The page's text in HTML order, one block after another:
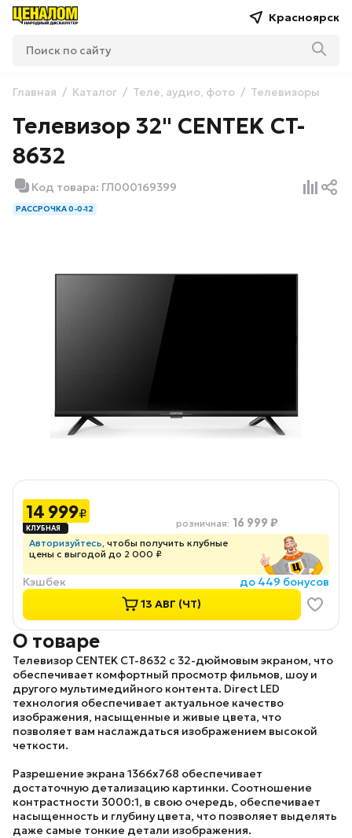
Красноярск
Главная Каталог Теле, аудио, фото Телевизоры
Телевизор 32" CENTEK CT-
8632
Код товара: ГЛ000169399
РАССРОЧКА 0-0-12
14 999₽
розничная: 16 999 ₽
Авторизуйтесь, чтобы получить клубные
цены с выгодой до 2 000 ₽
Кэшбек
до 449 бонусов
13 АВГ (ЧТ)
О товаре
Телевизор CENTEK CT-8632 с 32-дюймовым экраном, что
обеспечивает комфортный просмотр фильмов, шоу и
другого мультимедийного контента. Direct LED
технология обеспечивает актуальное качество
изображения, насыщенные и живые цвета, что
позволяет вам наслаждаться изображением высокой
четкости.
Разрешение экрана 1366х768 обеспечивает
достаточную детализацию картинки. Соотношение
контрастности 3000:1, в свою очередь, обеспечивает
насыщенность и глубину цвета, что позволяет выделять
даже самые тонкие детали изображения.